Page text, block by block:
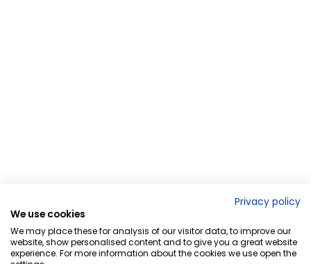
Privacy policy
We use cookies
We may place these for analysis of our visitor data, to improve our
website, show personalised content and to give you a great website
experience. For more information about the cookies we use open the